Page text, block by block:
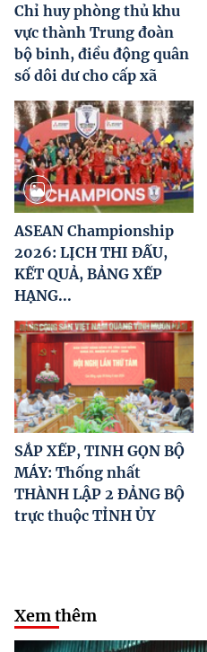
Chỉ huy phòng thủ khu
vực thành Trung đoàn
bộ binh, điều động quân
số dôi dư cho cấp xã
ASEAN Championship
2026: LỊCH THI ĐẤU,
KẾT QUẢ, BẢNG XẾP
HẠNG...
SẮP XẾP, TINH GỌN BỘ
MÁY: Thống nhất
THÀNH LẬP 2 ĐẢNG BỘ
trực thuộc TỈNH ỦY
Xem thêm